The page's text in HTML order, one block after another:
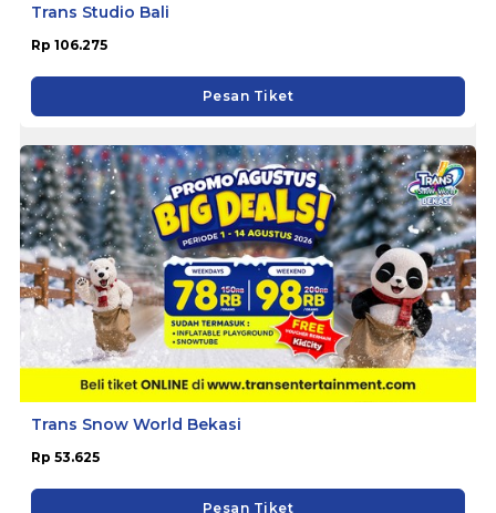
Trans Studio Bali
Rp 106.275
Pesan Tiket
Trans Snow World Bekasi
Rp 53.625
Pesan Tiket